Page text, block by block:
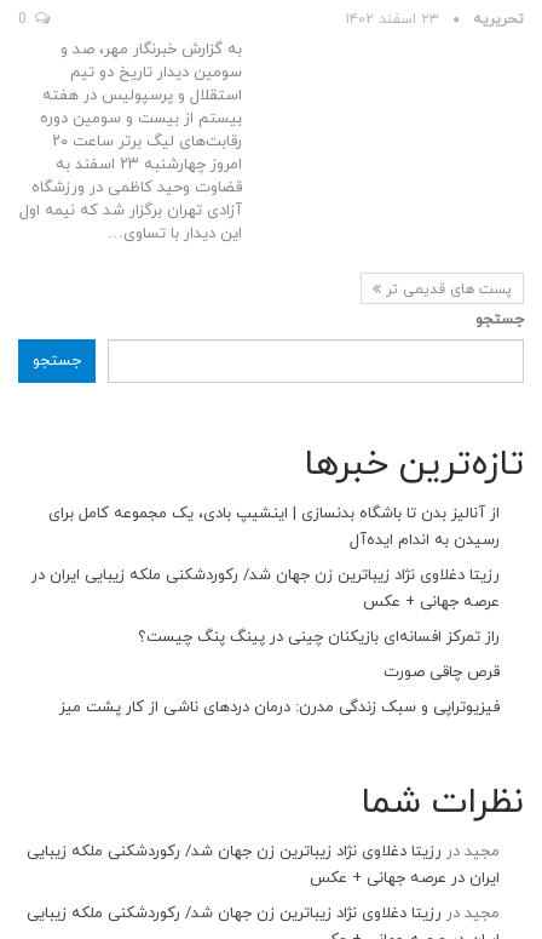
تحریریه ۲۳ اسفند ۱۴۰۲
به گزارش خبرنگار مهر، صد و
سومین دیدار تاریخ دو تیم
استقلال و پرسپولیس در هفته
بیستم از بیست و سومین دوره
رقابت‌های لیگ برتر ساعت ۲۰
امروز چهارشنبه ۲۳ اسفند به
قضاوت وحید کاظمی در ورزشگاه
آزادی تهران برگزار شد که نیمه اول
این دیدار با تساوی…
پست های قدیمی تر
جستجو
جستجو
تازه‌ترین خبرها
از آنالیز بدن تا باشگاه بدنسازی | اینشیپ بادی، یک مجموعه کامل برای
رسیدن به اندام ایده‌آل
رزیتا دغلاوی نژاد زیباترین زن جهان شد/ رکوردشکنی ملکه زیبایی ایران در
عرصه جهانی + عکس
راز تمرکز افسانه‌ای بازیکنان چینی در پینگ پنگ چیست؟
قرص چاقی صورت
فیزیوتراپی و سبک زندگی مدرن: درمان دردهای ناشی از کار پشت میز
نظرات شما
مجید در رزیتا دغلاوی نژاد زیباترین زن جهان شد/ رکوردشکنی ملکه زیبایی
ایران در عرصه جهانی + عکس
مجید در رزیتا دغلاوی نژاد زیباترین زن جهان شد/ رکوردشکنی ملکه زیبایی